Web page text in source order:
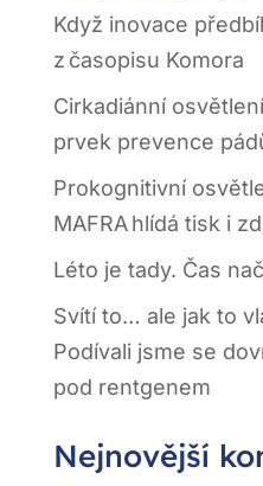
Když inovace
z časopisu Komora
Cirkadiánní
prvek prevence
Prokognitivní
MAFRA hlídá tisk i
Léto je tady. Čas
Svítí to… ale jak to
Podívali jsme se
pod rentgenem
Nejnovější